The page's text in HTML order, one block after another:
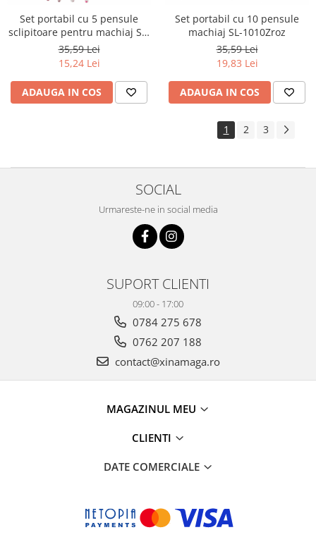
Set portabil cu 5 pensule
sclipitoare pentru machiaj SL-
1010Aroz inchis
35,59 Lei
15,24 Lei
ADAUGA IN COS
Set portabil cu 10 pensule
machiaj SL-1010Zroz
35,59 Lei
19,83 Lei
ADAUGA IN COS
1 2 3
SOCIAL
Urmareste-ne in social media
SUPORT CLIENTI
09:00 - 17:00
0784 275 678
0762 207 188
contact@xinamaga.ro
MAGAZINUL MEU
CLIENTI
DATE COMERCIALE